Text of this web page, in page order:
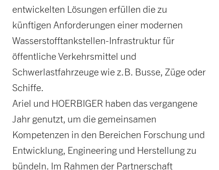
entwickelten Lösungen erfüllen die zu
künftigen Anforderungen einer modernen
Wasserstofftankstellen-Infrastruktur für
öffentliche Verkehrsmittel und
Schwerlastfahrzeuge wie z.B. Busse, Züge oder
Schiffe.
Ariel und HOERBIGER haben das vergangene
Jahr genutzt, um die gemeinsamen
Kompetenzen in den Bereichen Forschung und
Entwicklung, Engineering und Herstellung zu
bündeln. Im Rahmen der Partnerschaft